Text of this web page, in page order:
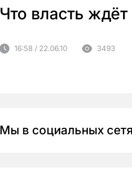
Что власть
16:58 / 22.06.10 3493
Мы в социальных